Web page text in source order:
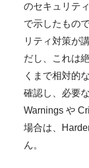
のセキュリテ
で示したもの
リティ対策が
だし、これは
くまで相対的
確認し、必要
Warnings や
場合は、
ん。